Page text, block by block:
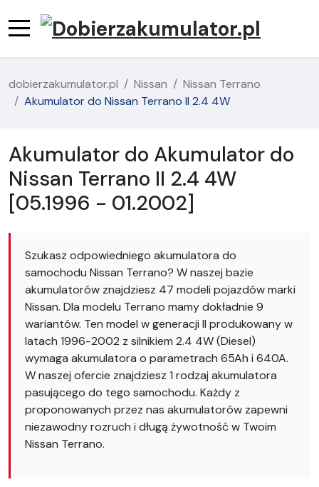
dobierzakumulator.pl Nissan
Nissan Terrano
Akumulator do Nissan Terrano II 2.4 4W
Akumulator do Akumulator do
Nissan Terrano II 2.4 4W
[05.1996 - 01.2002]
Szukasz odpowiedniego akumulatora do
samochodu Nissan Terrano? W naszej bazie
akumulatorów znajdziesz 47 modeli pojazdów marki
Nissan. Dla modelu Terrano mamy dokładnie 9
wariantów. Ten model w generacji II produkowany w
latach 1996-2002 z silnikiem 2.4 4W (Diesel)
wymaga akumulatora o parametrach 65Ah i 640A.
W naszej ofercie znajdziesz 1 rodzaj akumulatora
pasującego do tego samochodu. Każdy z
proponowanych przez nas akumulatorów zapewni
niezawodny rozruch i długą żywotność w Twoim
Nissan Terrano.